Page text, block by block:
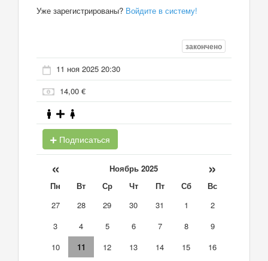
Уже зарегистрированы? Войдите в систему!
закончено
11 ноя 2025 20:30
14,00 €
Подписаться
« Ноябрь 2025 »
Пн Вт Ср Чт Пт Сб
Вс
27
28 29 30 31 1
2
3
4 5 6 7 8
9
10
11 12 13 14 15
16